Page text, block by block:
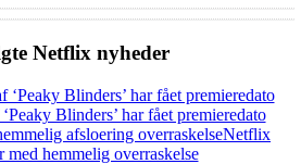
Netflix nyheder
Blinders’ har fået premieredato
Netflix
med hemmelig overraskelse